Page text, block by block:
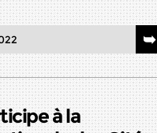
à la